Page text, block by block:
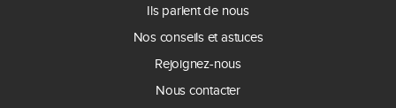
Ils parlent de nous
Nos conseils et astuces
Rejoignez-nous
Nous contacter